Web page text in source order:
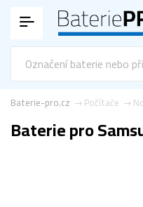
Počítače
Baterie-pro.cz
Baterie pro